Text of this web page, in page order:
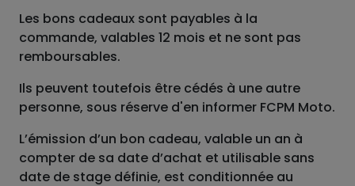
Les bons cadeaux sont payables à la
commande, valables 12 mois et ne sont pas
remboursables.
Ils peuvent toutefois être cédés à une autre
personne, sous réserve d'en informer FCPM Moto.
L’émission d’un bon cadeau, valable un an à
compter de sa date d’achat et utilisable sans
date de stage définie, est conditionnée au